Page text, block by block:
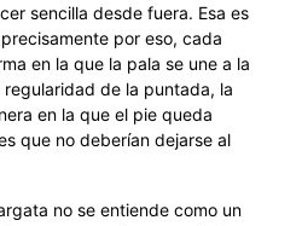
sencilla desde fuera. Esa es
por eso, cada
en la que la pala se une a la
de la puntada, la
en la que el pie queda
que no deberían dejarse al
no se entiende como un